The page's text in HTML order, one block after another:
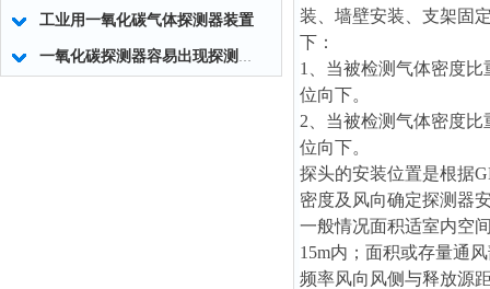
工业用一氧化碳气体探测器装置
一氧化碳探测器容易出现探测器零点漂移的现象
装、墙壁安装、支架固
下：
1、当被检测气体密度
位向下。
2、当被检测气体密度
位向下。
探头的安装位置是根据
密度及风向确定探测器
一般情况面积适室内空
15m内；面积或存量通
频率风向风侧与释放源